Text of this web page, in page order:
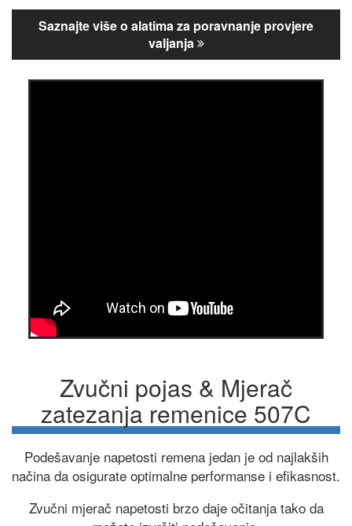
Saznajte više o alatima za poravnanje provjere
valjanja
Zvučni pojas & Mjerač
zatezanja remenice 507C
Podešavanje napetosti remena jedan je od najlakših
načina da osigurate optimalne performanse i efikasnost.
Zvučni mjerač napetosti brzo daje očitanja tako da